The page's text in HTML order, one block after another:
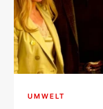
UMWELT